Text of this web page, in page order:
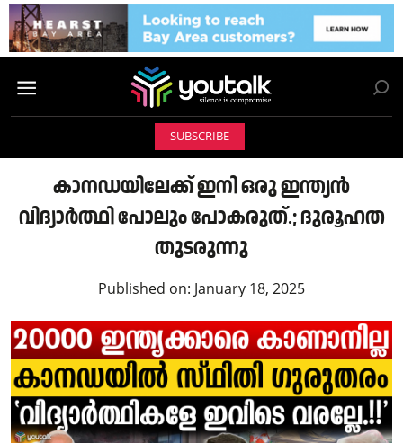
SUBSCRIBE
കാനഡയിലേക്ക് ഇനി ഒരു ഇന്ത്യൻ
വിദ്യാർത്ഥി പോലും പോകരുത്.; ദുരൂഹത
തുടരുന്നു
Published on: January 18, 2025